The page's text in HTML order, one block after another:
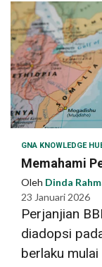
GNA KNOWLEDGE
Memahami
Oleh Dinda
23 Januari 2026
Perjanjian
diadopsi
berlaku